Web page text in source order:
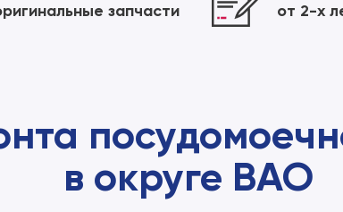
запчасти
от 2-х
в округе ВАО